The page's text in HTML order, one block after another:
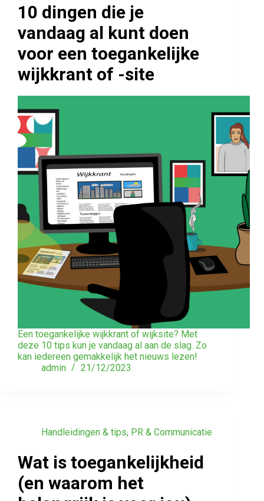
10 dingen die je
vandaag al kunt doen
voor een toegankelijke
wijkkrant of -site
Een toegankelijke wijkkrant of wijksite? Met
deze 10 tips kun je vandaag al aan de slag. Zo
kan iedereen gemakkelijk het nieuws lezen!
admin
21/12/2023
Handleidingen & tips, PR & Communicatie
Wat is toegankelijkheid
(en waarom het